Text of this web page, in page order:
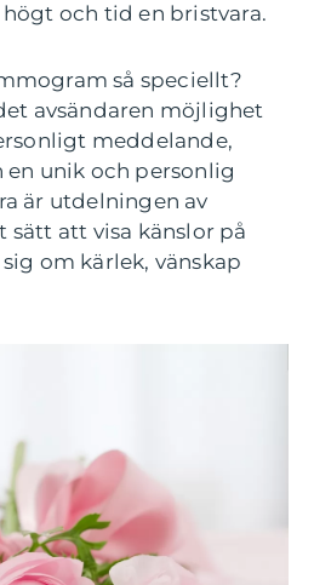
och tid en bristvara.
så speciellt?
avsändaren möjlighet
meddelande,
unik och personlig
är utdelningen av
att visa känslor på
om kärlek, vänskap